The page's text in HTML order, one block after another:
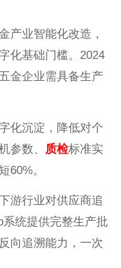
产业智能化改造，
化基础门槛。2024
金企业需具备生产
化沉淀，降低对个
参数、 质检标准实
60%。
游行业对供应商追
统提供完整生产批
向追溯能力，一次